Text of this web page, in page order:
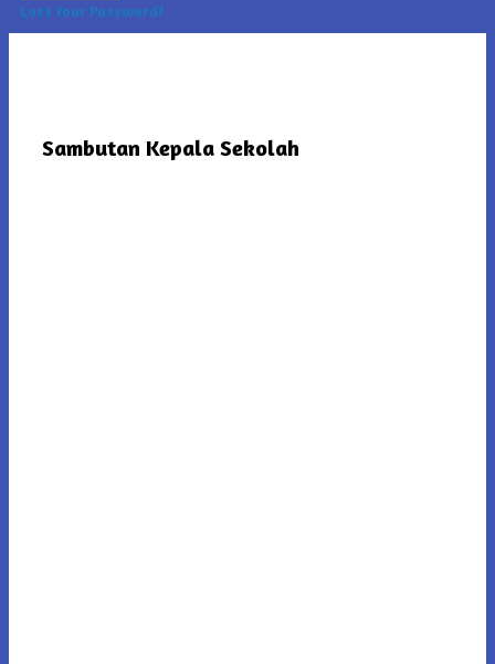
Lost Your Password?
Sambutan Kepala Sekolah